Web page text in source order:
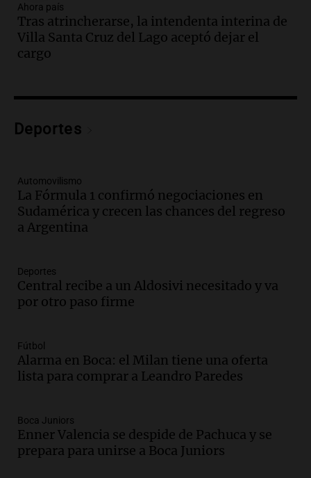
Panorama Federal
Episodios
Audio.La inflación en Buenos Aires
alcanza el 2,9% en julio, generando
Audio.
Panorama Federal
Episodios
Audio.Docentes de Jujuy denuncian
descuentos de hasta 700.000 pesos en
Episodios
Audio.Siniestro vial en Salta: una mujer
fallece tras perder el control de su
Episodios
Audio.Docentes de Jujuy enfrentan
descuentos de hasta 700.000 pesos en
sindicato
Panorama Federal
Episodios
Audio.
La justicia reconoce el COVID
Ahora país
Tras atrincherarse, la intendenta interina de
Villa Santa Cruz del Lago aceptó dejar el
cargo
Deportes
Automovilismo
La Fórmula 1 confirmó negociaciones en
Sudamérica y crecen las chances del regreso
a Argentina
Deportes
Central recibe a un Aldosivi necesitado y va
por otro paso firme
Fútbol
Alarma en Boca: el Milan tiene una oferta
lista para comprar a Leandro Paredes
Boca Juniors
Enner Valencia se despide de Pachuca y se
prepara para unirse a Boca Juniors